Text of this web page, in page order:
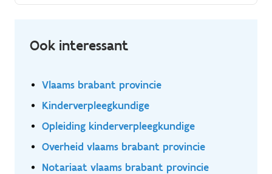
zorgomgevingen.
Ook interessant
Vlaams brabant provincie
Kinderverpleegkundige
Opleiding kinderverpleegkundige
Overheid vlaams brabant provincie
Notariaat vlaams brabant provincie